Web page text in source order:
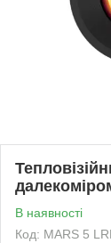
В наявності
Код: MARS 5